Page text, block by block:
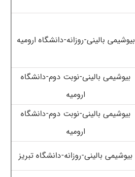
بیوشیمی بالینی-روزانه-دانشگاه ارومیه
بیوشیمی بالینی-نوبت دوم-دانشگاه
ارومیه
بیوشیمی بالینی-نوبت دوم-دانشگاه
ارومیه
بیوشیمی بالینی-روزانه-دانشگاه تبریز